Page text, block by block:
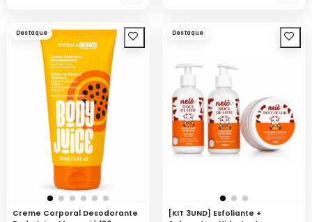
Destaque
Creme Corporal Desodorante
Destaque
[KIT 3UND] Esfoliante +